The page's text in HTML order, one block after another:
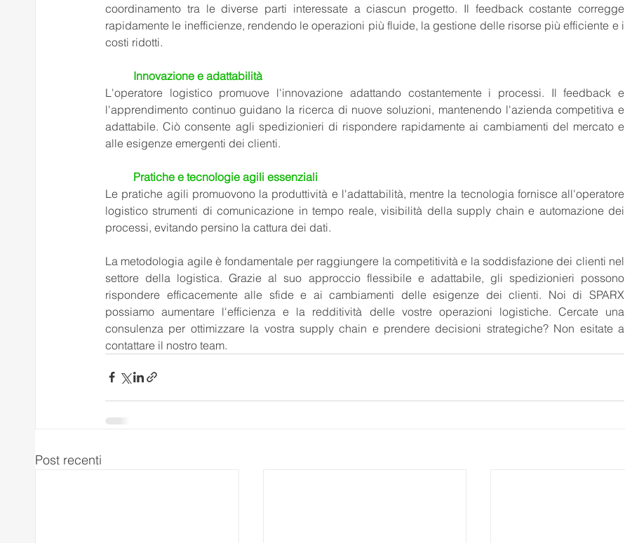
coordinamento tra le diverse parti interessate a ciascun progetto. Il feedback costante corregge
rapidamente le inefficienze, rendendo le operazioni più fluide, la gestione delle risorse più efficiente e i
costi ridotti.
Innovazione e adattabilità
L'operatore logistico promuove l'innovazione adattando costantemente i processi. Il feedback e
l'apprendimento continuo guidano la ricerca di nuove soluzioni, mantenendo l'azienda competitiva e
adattabile. Ciò consente agli spedizionieri di rispondere rapidamente ai cambiamenti del mercato e
alle esigenze emergenti dei clienti.
Pratiche e tecnologie agili essenziali
Le pratiche agili promuovono la produttività e l'adattabilità, mentre la tecnologia fornisce all'operatore
logistico strumenti di comunicazione in tempo reale, visibilità della supply chain e automazione dei
processi, evitando persino la cattura dei dati.
La metodologia agile è fondamentale per raggiungere la competitività e la soddisfazione dei clienti nel
settore della logistica. Grazie al suo approccio flessibile e adattabile, gli spedizionieri possono
rispondere efficacemente alle sfide e ai cambiamenti delle esigenze dei clienti. Noi di SPARX
possiamo aumentare l'efficienza e la redditività delle vostre operazioni logistiche. Cercate una
consulenza per ottimizzare la vostra supply chain e prendere decisioni strategiche? Non esitate a
contattare il nostro team.
Post recenti